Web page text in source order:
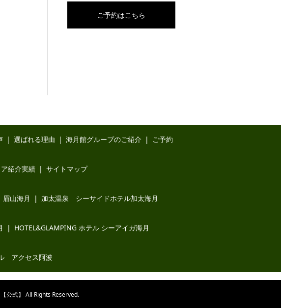
ご予約はこちら
選ばれる理由 海月館グループのご紹介 ご予約
紹介実績 サイトマップ
眉山海月 加太温泉 シーサイドホテル加太海月
HOTEL&GLAMPING ホテル シーアイガ海月
アクセス阿波
公式】 All Rights Reserved.